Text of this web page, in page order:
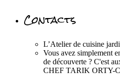
Contacts
L’Atelier de cuisine
Vous avez simplement
de découverte ? C'est
CHEF TARIK ORTY-